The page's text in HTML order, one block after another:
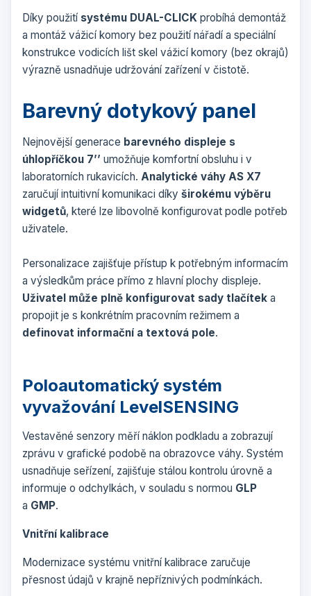
Díky použití systému DUAL-CLICK probíhá demontáž
a montáž vážicí komory bez použití nářadí a speciální
konstrukce vodicích lišt skel vážicí komory (bez okrajů)
výrazně usnadňuje udržování zařízení v čistotě.
Barevný dotykový panel
Nejnovější generace barevného displeje s
úhlopříčkou 7’’ umožňuje komfortní obsluhu i v
laboratorních rukavicích. Analytické váhy AS X7
zaručují intuitivní komunikaci díky širokému výběru
widgetů, které lze libovolně konfigurovat podle potřeb
uživatele.
Personalizace zajišťuje přístup k potřebným informacím
a výsledkům práce přímo z hlavní plochy displeje.
Uživatel může plně konfigurovat sady tlačítek a
propojit je s konkrétním pracovním režimem a
definovat informační a textová pole.
Poloautomatický systém
vyvažování LevelSENSING
Vestavěné senzory měří náklon podkladu a zobrazují
zprávu v grafické podobě na obrazovce váhy. Systém
usnadňuje seřízení, zajišťuje stálou kontrolu úrovně a
informuje o odchylkách, v souladu s normou GLP
a GMP.
Vnitřní kalibrace
Modernizace systému vnitřní kalibrace zaručuje
přesnost údajů v krajně nepříznivých podmínkách.